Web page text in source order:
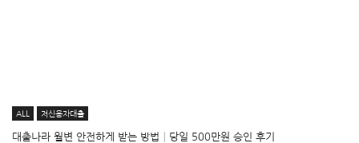
ALL 저신용자대출
대출나라 월변 안전하게 받는 방법│당일 500만원 승인 후기